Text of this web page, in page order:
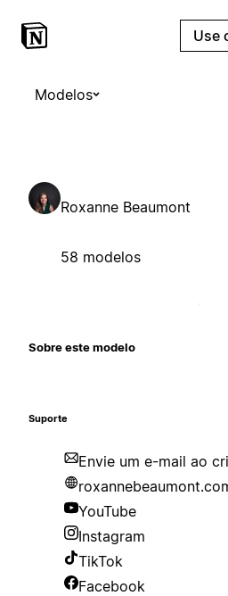
Use
Modelos
Roxanne Beaumont
58 modelos
Sobre este modelo
Suporte
Envie um e-mail ao
YouTube
Instagram
TikTok
Facebook